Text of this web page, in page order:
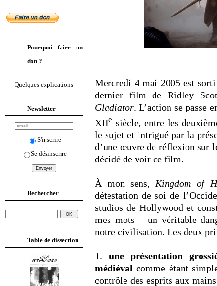
Pourquoi faire un
don ?
Quelques explications
Newsletter
S'inscrire
Se désinscrire
Rechercher
Table de dissection
Mercredi 4 mai 2005 est
dernier film de Ridley
Gladiator. L’action se passe
XIIe siècle, entre les
le sujet et intrigué par la
d’une œuvre de réflexion sur
décidé de voir ce film.
À mon sens, Kingdom of
détestation de soi de
studios de Hollywood et
mes mots – un véritable
notre civilisation. Les deux
1. une présentation
médiéval comme étant
contrôle des esprits aux